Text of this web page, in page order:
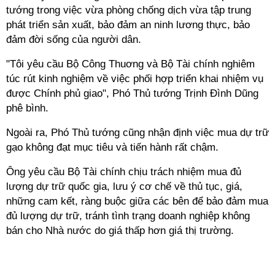
tướng trong việc vừa phòng chống dịch vừa tập trung
phát triển sản xuất, bảo đảm an ninh lương thực, bảo
đảm đời sống của người dân.
"Tôi yêu cầu Bộ Công Thuơng và Bộ Tài chính nghiêm
túc rút kinh nghiệm về việc phối hợp triển khai nhiệm vụ
được Chính phủ giao", Phó Thủ tướng Trịnh Đình Dũng
phê bình.
Ngoài ra, Phó Thủ tướng cũng nhận định việc mua dự trữ
gạo không đạt mục tiêu và tiến hành rất chậm.
Ông yêu cầu Bộ Tài chính chịu trách nhiệm mua đủ
lượng dự trữ quốc gia, lưu ý cơ chế về thủ tục, giá,
những cam kết, ràng buộc giữa các bên để bảo đảm mua
đủ lượng dự trữ, tránh tình trạng doanh nghiệp không
bán cho Nhà nước do giá thấp hơn giá thị trường.